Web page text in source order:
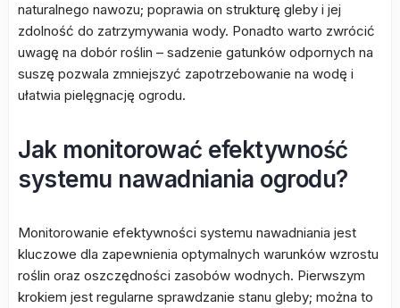
naturalnego nawozu; poprawia on strukturę gleby i jej
zdolność do zatrzymywania wody. Ponadto warto zwrócić
uwagę na dobór roślin – sadzenie gatunków odpornych na
suszę pozwala zmniejszyć zapotrzebowanie na wodę i
ułatwia pielęgnację ogrodu.
Jak monitorować efektywność
systemu nawadniania ogrodu?
Monitorowanie efektywności systemu nawadniania jest
kluczowe dla zapewnienia optymalnych warunków wzrostu
roślin oraz oszczędności zasobów wodnych. Pierwszym
krokiem jest regularne sprawdzanie stanu gleby; można to